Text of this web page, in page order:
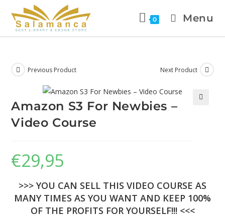
0 Menu
Previous Product Next Product
Amazon S3 For Newbies –
Video Course
€29,95
>>> YOU CAN SELL THIS VIDEO COURSE AS
MANY TIMES AS YOU WANT AND KEEP 100%
OF THE PROFITS FOR YOURSELF!!! <<<